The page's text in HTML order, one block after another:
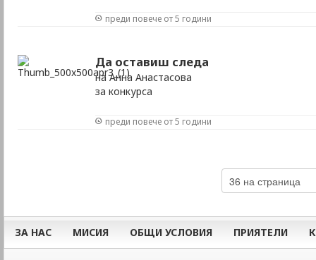
преди повече от 5 години
Да оставиш следа
на Анна Анастасова
за конкурса
преди повече от 5 години
ЗА НАС МИСИЯ ОБЩИ УСЛОВИЯ ПРИЯТЕЛИ